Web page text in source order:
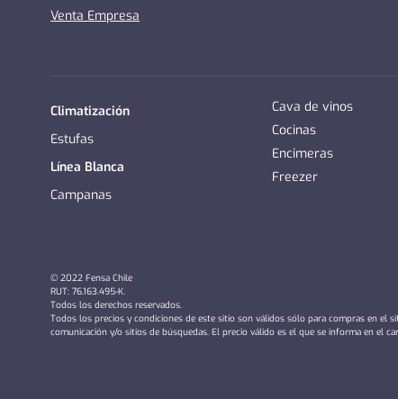
Venta Empresa
Climatización
Estufas
Línea Blanca
Campanas
Cava de vinos
Cocinas
Encimeras
Freezer
© 2022 Fensa Chile
RUT: 76.163.495-K.
Todos los derechos reservados.
Todos los precios y condiciones de este sitio son válidos sólo para compras en el
comunicación y/o sitios de búsquedas. El precio válido es el que se informa en el